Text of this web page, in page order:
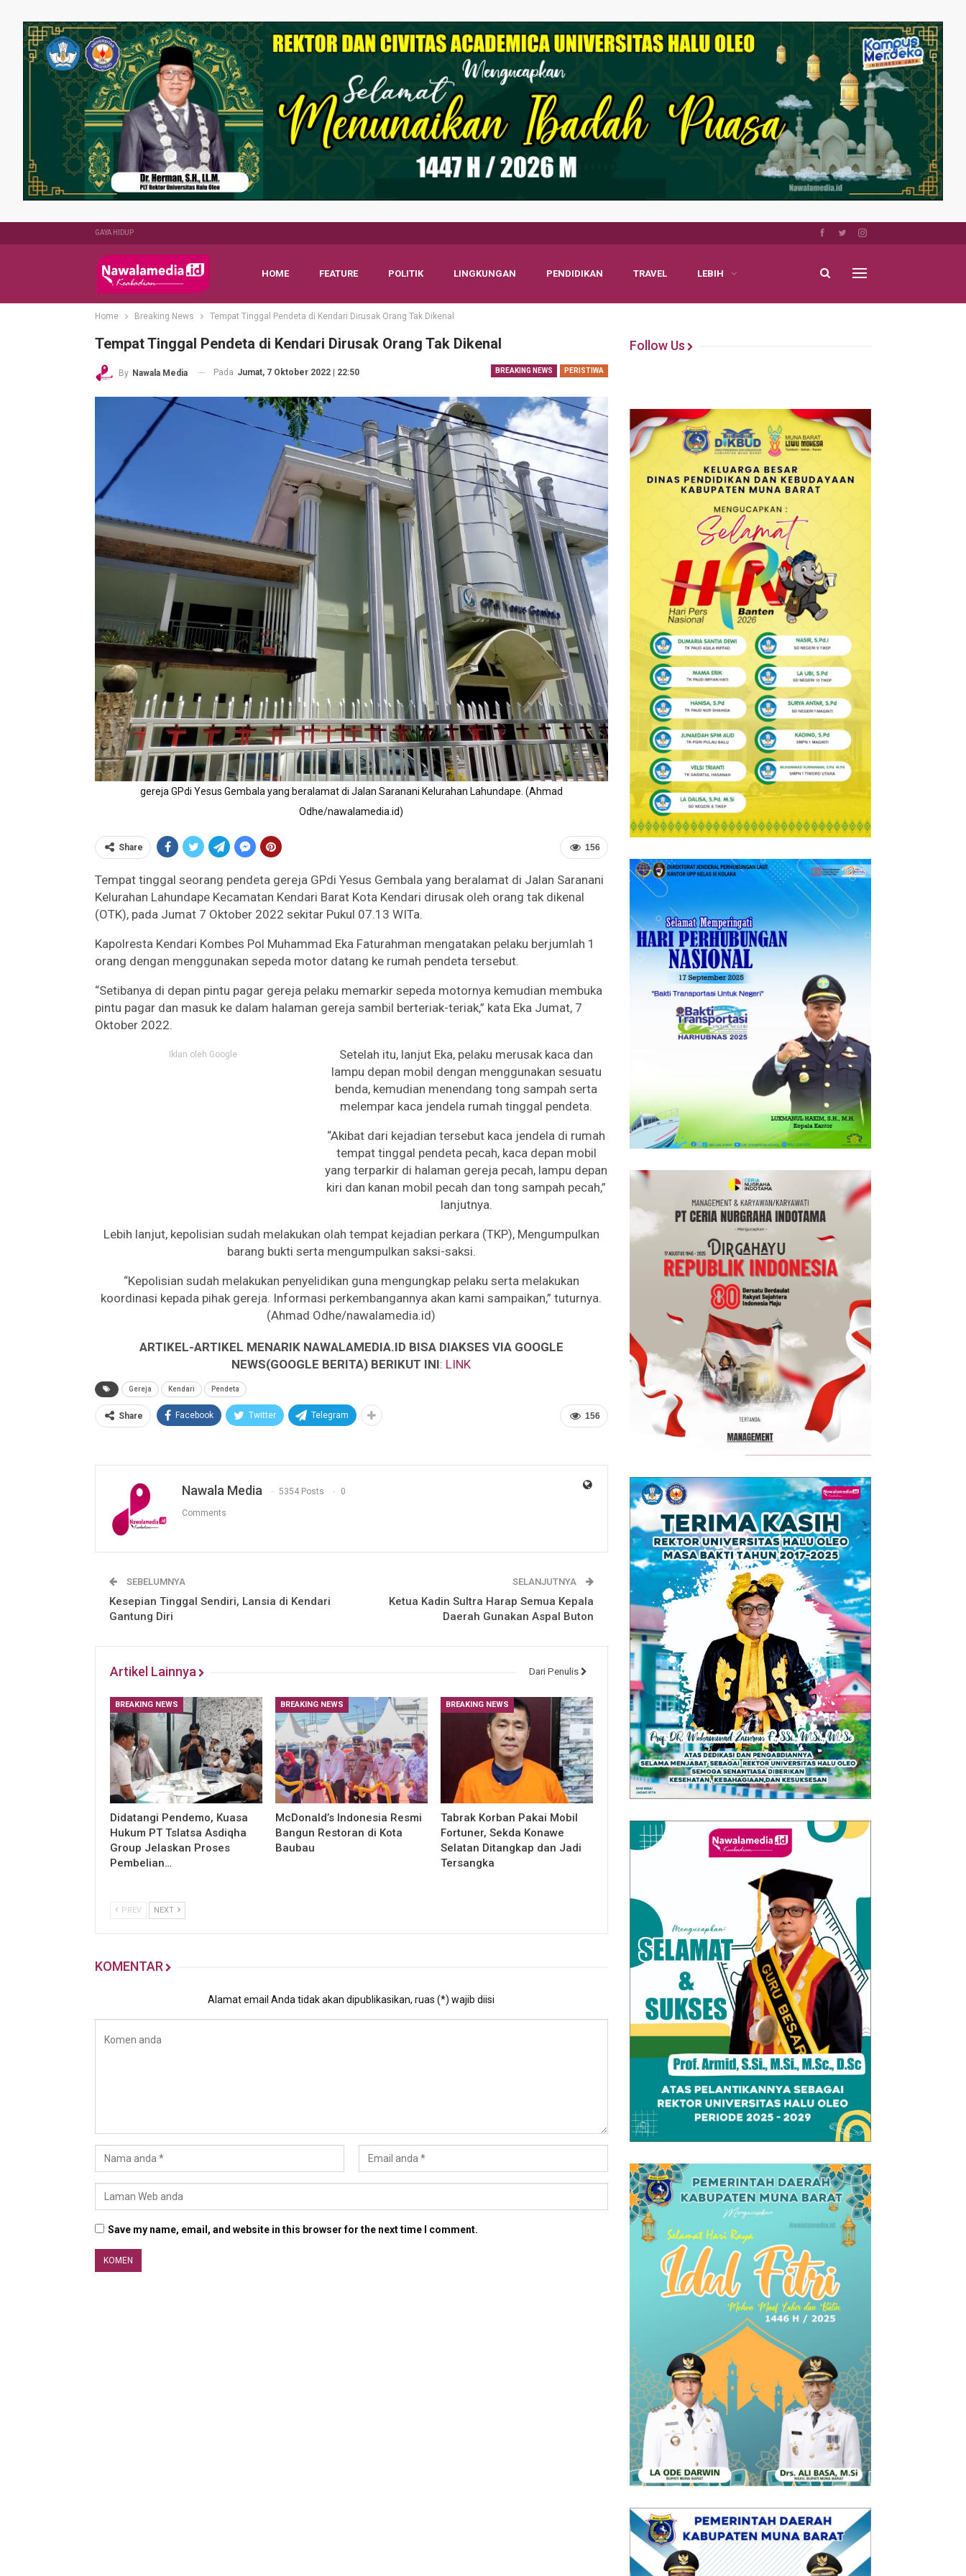
GAYA HIDUP
HOME FEATURE POLITIK LINGKUNGAN PENDIDIKAN TRAVEL LEBIH
Home Breaking News Tempat Tinggal Pendeta di Kendari Dirusak Orang Tak Dikenal
Tempat Tinggal Pendeta di Kendari Dirusak Orang Tak Dikenal
BREAKING NEWS PERISTIWA
By Nawala Media Pada Jumat, 7 Oktober 2022 | 22:50
gereja GPdi Yesus Gembala yang beralamat di Jalan Saranani Kelurahan Lahundape. (Ahmad
Odhe/nawalamedia.id)
156
Share
Tempat tinggal seorang pendeta gereja GPdi Yesus Gembala yang beralamat di Jalan Saranani
Kelurahan Lahundape Kecamatan Kendari Barat Kota Kendari dirusak oleh orang tak dikenal
(OTK), pada Jumat 7 Oktober 2022 sekitar Pukul 07.13 WITa.
Kapolresta Kendari Kombes Pol Muhammad Eka Faturahman mengatakan pelaku berjumlah 1
orang dengan menggunakan sepeda motor datang ke rumah pendeta tersebut.
“Setibanya di depan pintu pagar gereja pelaku memarkir sepeda motornya kemudian membuka
pintu pagar dan masuk ke dalam halaman gereja sambil berteriak-teriak,” kata Eka Jumat, 7
Oktober 2022.
Iklan oleh Google
Setelah itu, lanjut Eka, pelaku merusak kaca dan
lampu depan mobil dengan menggunakan sesuatu
benda, kemudian menendang tong sampah serta
melempar kaca jendela rumah tinggal pendeta.
“Akibat dari kejadian tersebut kaca jendela di rumah
tempat tinggal pendeta pecah, kaca depan mobil
yang terparkir di halaman gereja pecah, lampu depan
kiri dan kanan mobil pecah dan tong sampah pecah,”
lanjutnya.
Lebih lanjut, kepolisian sudah melakukan olah tempat kejadian perkara (TKP), Mengumpulkan
barang bukti serta mengumpulkan saksi-saksi.
“Kepolisian sudah melakukan penyelidikan guna mengungkap pelaku serta melakukan
koordinasi kepada pihak gereja. Informasi perkembangannya akan kami sampaikan,” tuturnya.
(Ahmad Odhe/nawalamedia.id)
ARTIKEL-ARTIKEL MENARIK NAWALAMEDIA.ID BISA DIAKSES VIA GOOGLE
NEWS(GOOGLE BERITA) BERIKUT INI: LINK
Gereja Kendari Pendeta
156
Share Facebook Twitter Telegram
Nawala Media 5354 Posts 0
Comments
SEBELUMNYA
Kesepian Tinggal Sendiri, Lansia di Kendari
Gantung Diri
SELANJUTNYA
Ketua Kadin Sultra Harap Semua Kepala
Daerah Gunakan Aspal Buton
Artikel Lainnya Dari Penulis
BREAKING NEWS
Didatangi Pendemo, Kuasa
Hukum PT Tslatsa Asdiqha
Group Jelaskan Proses
Pembelian…
BREAKING NEWS
McDonald’s Indonesia Resmi
Bangun Restoran di Kota
Baubau
BREAKING NEWS
Tabrak Korban Pakai Mobil
Fortuner, Sekda Konawe
Selatan Ditangkap dan Jadi
Tersangka
PREV NEXT
KOMENTAR
Alamat email Anda tidak akan dipublikasikan, ruas (*) wajib diisi
Save my name, email, and website in this browser for the next time I comment.
Follow Us